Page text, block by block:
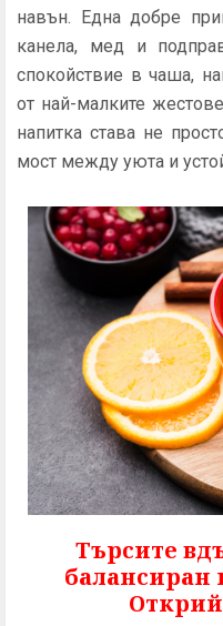
навън. Една добре
канела, мед и
спокойствие в чаша,
от най-малките
напитка става не
мост между уюта и
Търсите
балансиран